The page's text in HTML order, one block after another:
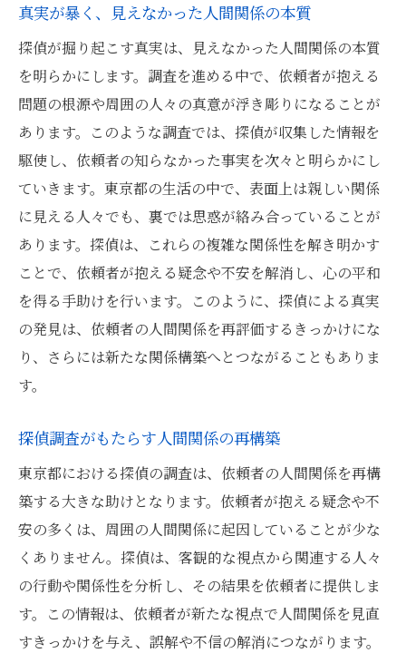
真実が暴く、見えなかった人間関係の本質
探偵が掘り起こす真実は、見えなかった人間関係の本質
を明らかにします。調査を進める中で、依頼者が抱える
問題の根源や周囲の人々の真意が浮き彫りになることが
あります。このような調査では、探偵が収集した情報を
駆使し、依頼者の知らなかった事実を次々と明らかにし
ていきます。東京都の生活の中で、表面上は親しい関係
に見える人々でも、裏では思惑が絡み合っていることが
あります。探偵は、これらの複雑な関係性を解き明かす
ことで、依頼者が抱える疑念や不安を解消し、心の平和
を得る手助けを行います。このように、探偵による真実
の発見は、依頼者の人間関係を再評価するきっかけにな
り、さらには新たな関係構築へとつながることもありま
す。
探偵調査がもたらす人間関係の再構築
東京都における探偵の調査は、依頼者の人間関係を再構
築する大きな助けとなります。依頼者が抱える疑念や不
安の多くは、周囲の人間関係に起因していることが少な
くありません。探偵は、客観的な視点から関連する人々
の行動や関係性を分析し、その結果を依頼者に提供しま
す。この情報は、依頼者が新たな視点で人間関係を見直
すきっかけを与え、誤解や不信の解消につながります。